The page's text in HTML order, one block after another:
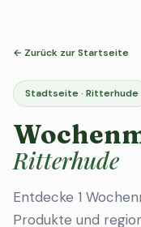
← Zurück zur Startseite
Stadtseite · Ritterhude
Ritterhude
Entdecke 1
Produkte und